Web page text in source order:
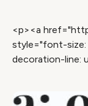
<p><a
style="font-size:
decoration-line: